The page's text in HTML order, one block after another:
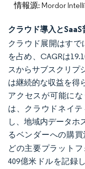
情報源: Mordor
クラウド導入とSaaS
クラウド展開はすで
を占め、CAGRは
スからサブスクリプ
は継続的な収益を得
アクセスが可能に
は、クラウドネイ
し、地域内データホ
るベンダーへの購
どの主要プラット
409億米ドルを記録